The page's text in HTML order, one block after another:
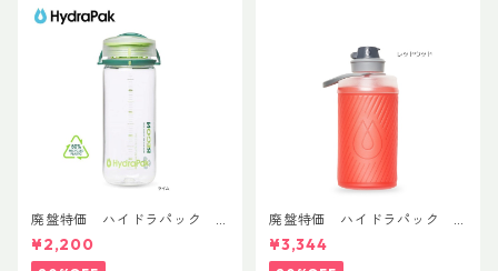
廃盤特価 ハイドラパック
リーコン ツイスト＆シップ 50
0ml
¥2,200
廃盤特価 ハイドラパック
フラックス 750ml
¥3,344